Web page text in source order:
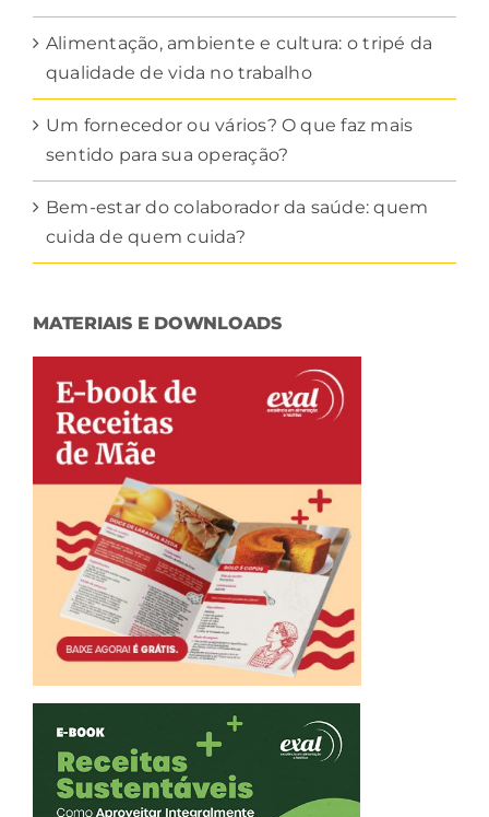
Alimentação, ambiente e cultura: o tripé da
qualidade de vida no trabalho
Um fornecedor ou vários? O que faz mais
sentido para sua operação?
Bem-estar do colaborador da saúde: quem
cuida de quem cuida?
MATERIAIS E DOWNLOADS